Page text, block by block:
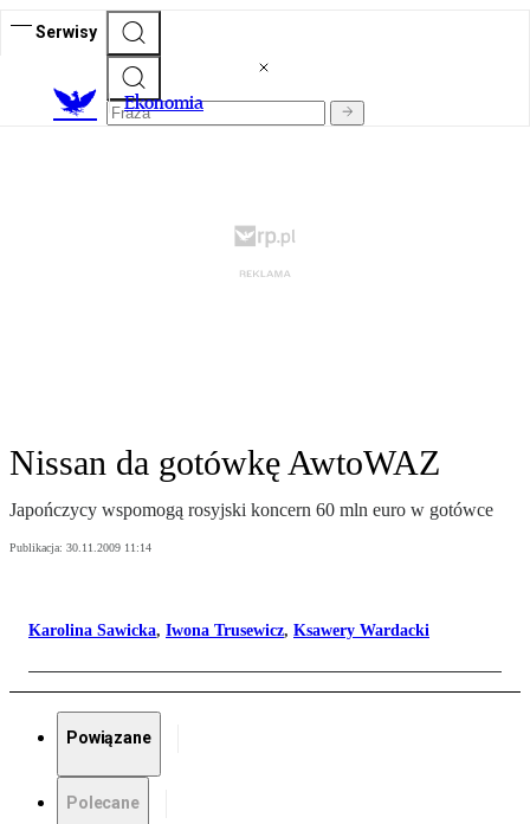
Serwisy
Ekonomia
Nissan da gotówkę AwtoWAZ
Japończycy wspomogą rosyjski koncern 60 mln euro w gotówce
Publikacja: 30.11.2009 11:14
Karolina Sawicka, Iwona Trusewicz, Ksawery Wardacki
Powiązane
Polecane